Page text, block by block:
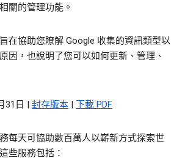
關的管理功能。
在協助您瞭解 Google 收集的資訊類型以
因，也說明了您可以如何更新、管理、
31日 | 封存版本 | 下載 PDF
每天可協助數百萬人以嶄新方式探索世
些服務包括：